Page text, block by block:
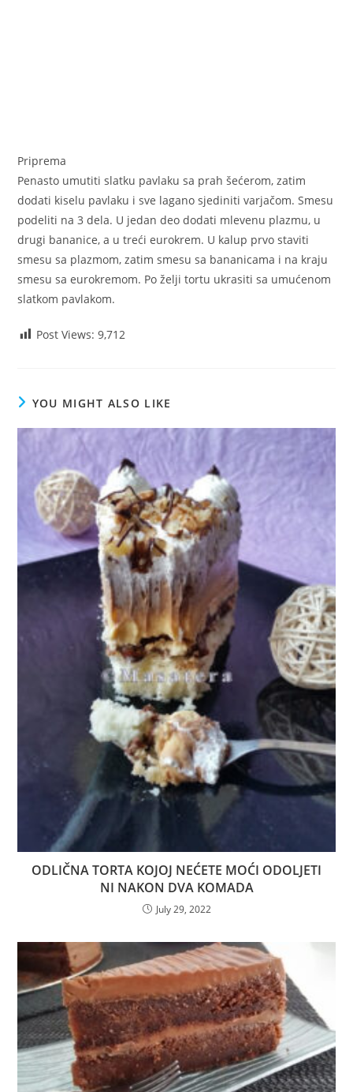
Priprema
Penasto umutiti slatku pavlaku sa prah šećerom, zatim
dodati kiselu pavlaku i sve lagano sjediniti varjačom. Smesu
podeliti na 3 dela. U jedan deo dodati mlevenu plazmu, u
drugi bananice, a u treći eurokrem. U kalup prvo staviti
smesu sa plazmom, zatim smesu sa bananicama i na kraju
smesu sa eurokremom. Po želji tortu ukrasiti sa umućenom
slatkom pavlakom.
Post Views: 9,712
YOU MIGHT ALSO LIKE
ODLIČNA TORTA KOJOJ NEĆETE MOĆI ODOLJETI
NI NAKON DVA KOMADA
July 29, 2022